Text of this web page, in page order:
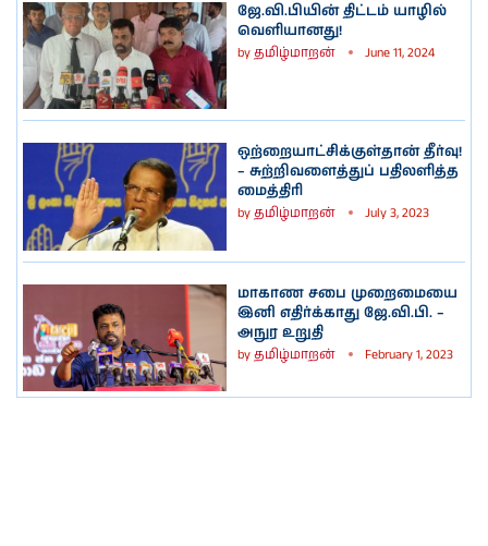
ஜே.வி.பியின் திட்டம் யாழில்
வெளியானது!
byதமிழ்மாறன் June 11, 2024
ஒற்றையாட்சிக்குள்தான் தீர்வு!
– சுற்றிவளைத்துப் பதிலளித்த
மைத்திரி
byதமிழ்மாறன் July 3, 2023
மாகாண சபை முறைமையை
இனி எதிர்க்காது ஜே.வி.பி. –
அநுர உறுதி
byதமிழ்மாறன் February 1, 2023